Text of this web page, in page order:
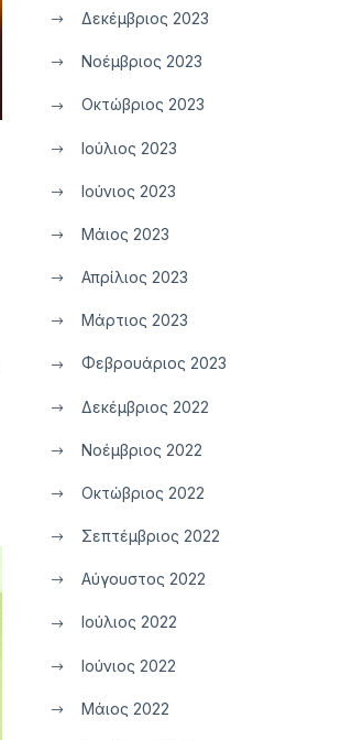
Δεκέμβριος 2023
Νοέμβριος 2023
Οκτώβριος 2023
Ιούλιος 2023
Ιούνιος 2023
Μάιος 2023
Απρίλιος 2023
Μάρτιος 2023
Φεβρουάριος 2023
Δεκέμβριος 2022
Νοέμβριος 2022
Οκτώβριος 2022
Σεπτέμβριος 2022
Αύγουστος 2022
Ιούλιος 2022
Ιούνιος 2022
Μάιος 2022